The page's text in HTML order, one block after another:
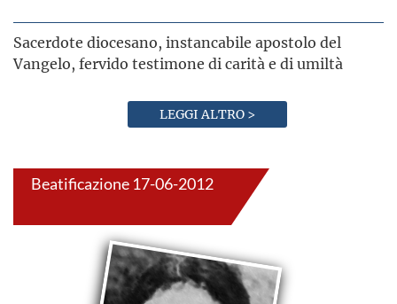
Sacerdote diocesano, instancabile apostolo del
Vangelo, fervido testimone di carità e di umiltà
LEGGI ALTRO >
Beatificazione 17-06-2012